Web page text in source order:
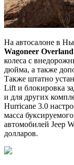
На автосалоне в
Wagoneer Overland
колеса с
дюйма, а также
Также штатно
Lift и блокировка
и для других
Hurricane 3.0
масса
автомобилей Jeep
долларов.